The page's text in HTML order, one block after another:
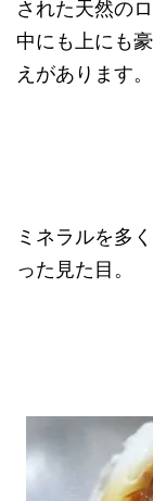
された天然の
中にも上にも
えがあります。
ミネラルを多
った見た目。